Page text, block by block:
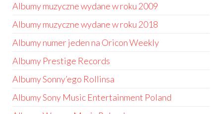
Albumy muzyczne wydane w roku 2009
Albumy muzyczne wydane w roku 2018
Albumy numer jeden na Oricon Weekly
Albumy Prestige Records
Albumy Sonny’ego Rollinsa
Albumy Sony Music Entertainment Poland